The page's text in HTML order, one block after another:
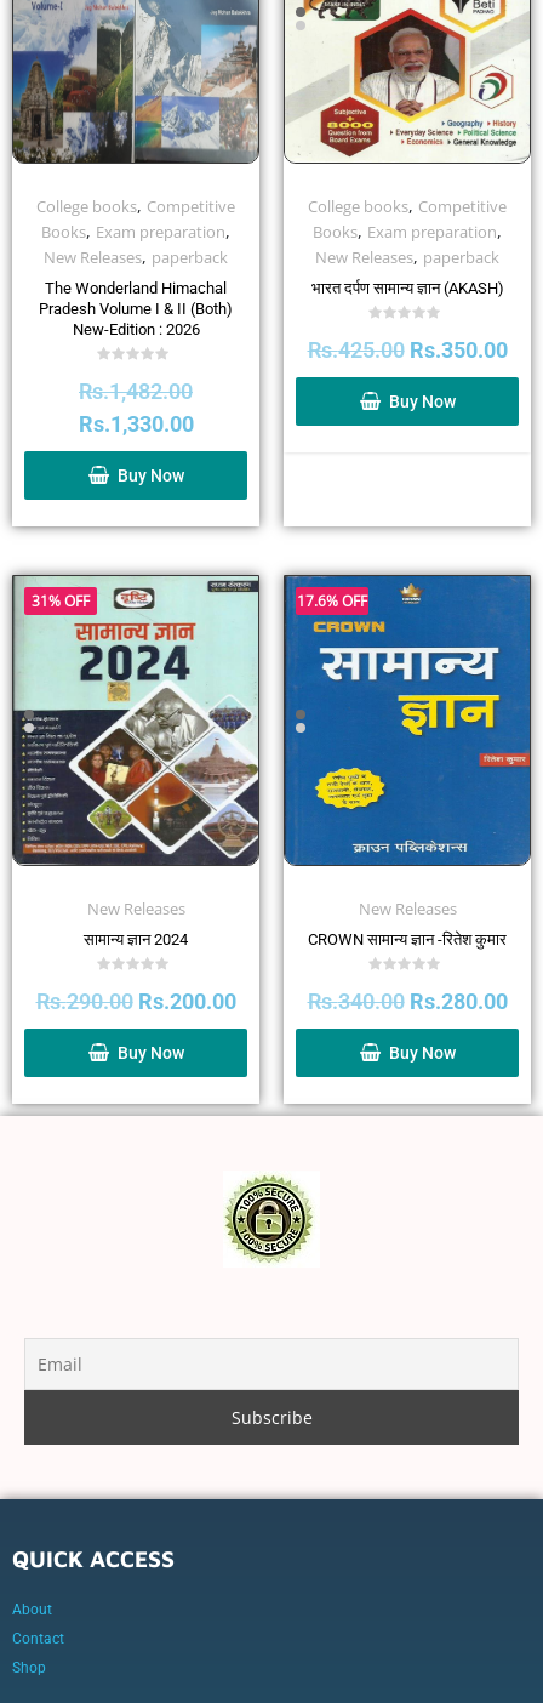
College books, Competitive
Books, Exam preparation,
New Releases, paperback
The Wonderland Himachal
Pradesh Volume I & II (Both)
New-Edition : 2026
0
of
5
Rs.1,482.00
Rs.1,330.00
Buy Now
College books, Competitive
Books, Exam preparation,
New Releases, paperback
भारत दर्पण सामान्य ज्ञान (AKASH)
0
of
5
Rs.425.00 Rs.350.00
Buy Now
31% OFF
New Releases
सामान्य ज्ञान 2024
0
of
5
Rs.290.00 Rs.200.00
Buy Now
17.6% OFF
New Releases
CROWN सामान्य ज्ञान -रितेश कुमार
0
of
5
Rs.340.00 Rs.280.00
Buy Now
QUICK ACCESS
About
Contact
Shop